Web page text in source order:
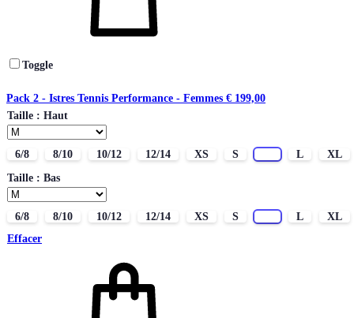
Toggle
Pack 2 - Istres Tennis Performance - Femmes € 199,00
Taille : Haut
6/8 8/10 10/12 12/14 XS S L
XL
Taille : Bas
6/8 8/10 10/12 12/14 XS S L
XL
Effacer